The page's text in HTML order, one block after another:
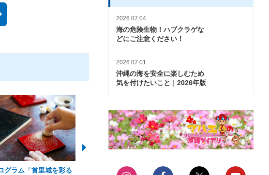
グラム「首里城を彩る
2026年度 かりゆしビーチ営業
【期間限定】オーシャ
2026.07.04
海の危険生物！ハブクラゲな
どにご注意ください！
2026.07.01
沖縄の海を安全に楽しむため
気を付けたいこと｜2026年版